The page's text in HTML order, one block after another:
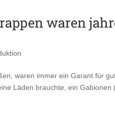
waren
waren immer ein Garant für
Läden brauchte, ein Gabionen